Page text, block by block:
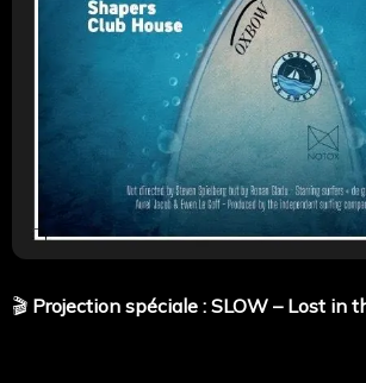
🎬 Projection spéciale : SLOW – Lost in